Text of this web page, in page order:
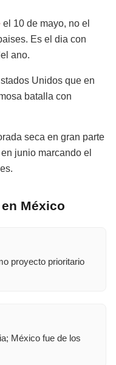
el 10 de mayo, no el
Es el dia con
ano.
Unidos que en
batalla con
seca en gran parte
junio marcando el
México
proyecto prioritario
México fue de los